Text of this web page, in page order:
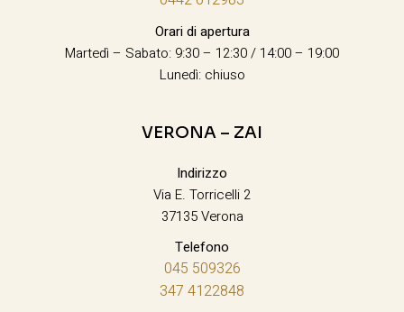
Orari di apertura
Martedì – Sabato: 9:30 – 12:30 / 14:00 – 19:00
Lunedì: chiuso
VERONA – ZAI
Indirizzo
Via E. Torricelli 2
37135 Verona
Telefono
045 509326
347 4122848